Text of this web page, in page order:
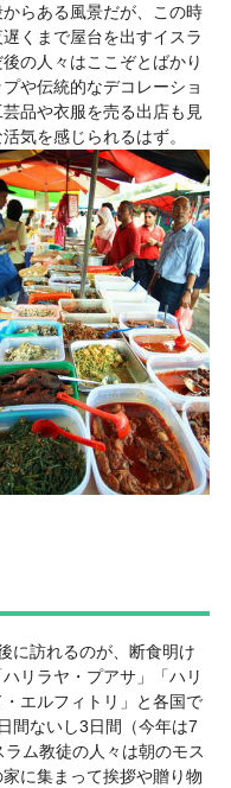
らある風景だが、この時
くまで屋台を出すイスラ
の人々はここぞとばかり
や伝統的なデコレーショ
品や衣服を売る出店も見
気を感じられるはず。
に訪れるのが、断食明け
リラヤ・プアサ」「ハリ
エルフィトリ」と各国で
間ないし3日間（今年は7
ム教徒の人々は朝のモス
に集まって挨拶や贈り物